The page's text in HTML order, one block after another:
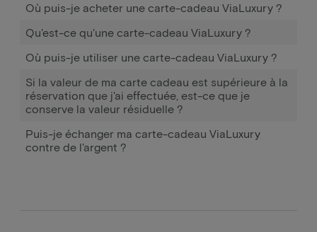
Où puis-je acheter une carte-cadeau ViaLuxury ?
Qu'est-ce qu'une carte-cadeau ViaLuxury ?
Où puis-je utiliser une carte-cadeau ViaLuxury ?
Si la valeur de ma carte cadeau est supérieure à la
réservation que j'ai effectuée, est-ce que je
conserve la valeur résiduelle ?
Puis-je échanger ma carte-cadeau ViaLuxury
contre de l'argent ?